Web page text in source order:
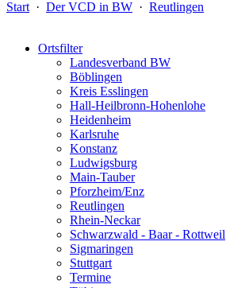
Start · Der VCD in BW · Reutlingen
Ortsfilter
Landesverband BW
Böblingen
Kreis Esslingen
Hall-Heilbronn-Hohenlohe
Heidenheim
Karlsruhe
Konstanz
Ludwigsburg
Main-Tauber
Pforzheim/Enz
Reutlingen
Rhein-Neckar
Schwarzwald - Baar - Rottweil
Sigmaringen
Stuttgart
Termine